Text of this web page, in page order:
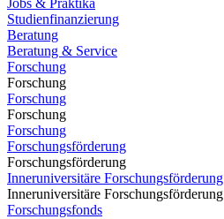
Jobs & Praktika
Studienfinanzierung
Beratung
Beratung & Service
Forschung
Forschung
Forschung
Forschung
Forschung
Forschungsförderung
Forschungsförderung
Inneruniversitäre Forschungsförderung
Inneruniversitäre Forschungsförderung
Forschungsfonds